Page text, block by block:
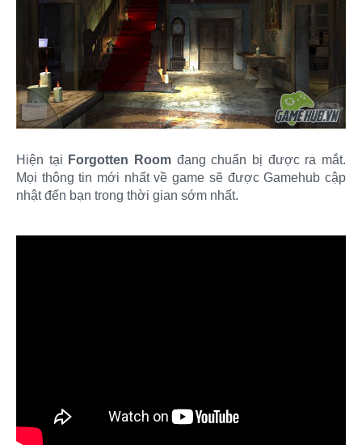
Hiện tại Forgotten Room đang chuẩn bị được ra mắt.
Mọi thông tin mới nhất về game sẽ được Gamehub cập
nhật đến bạn trong thời gian sớm nhất.